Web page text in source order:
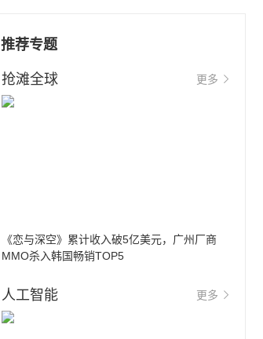
推荐专题
抢滩全球 更多
《恋与深空》累计收入破5亿美元，广州厂商
MMO杀入韩国畅销TOP5
人工智能 更多